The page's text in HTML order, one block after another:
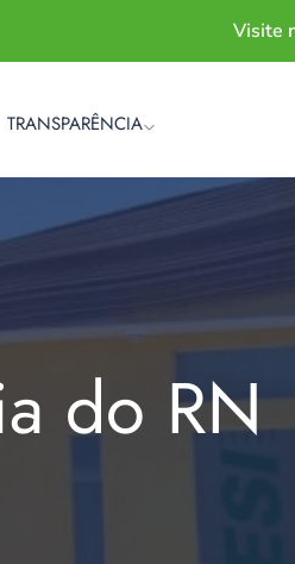
Visite
TRANSPARÊNCIA
do RN